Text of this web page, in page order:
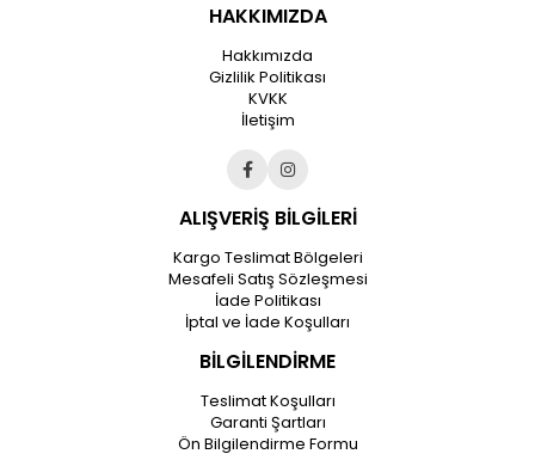
HAKKIMIZDA
Hakkımızda
Gizlilik Politikası
KVKK
İletişim
ALIŞVERİŞ BİLGİLERİ
Kargo Teslimat Bölgeleri
Mesafeli Satış Sözleşmesi
İade Politikası
İptal ve İade Koşulları
BİLGİLENDİRME
Teslimat Koşulları
Garanti Şartları
Ön Bilgilendirme Formu